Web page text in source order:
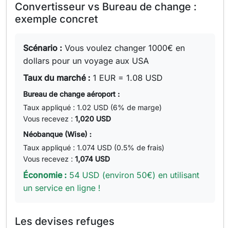
Convertisseur vs Bureau de change :
exemple concret
Scénario : Vous voulez changer 1000€ en
dollars pour un voyage aux USA
Taux du marché : 1 EUR = 1.08 USD
Bureau de change aéroport :
Taux appliqué : 1.02 USD (6% de marge)
Vous recevez : 1,020 USD
Néobanque (Wise) :
Taux appliqué : 1.074 USD (0.5% de frais)
Vous recevez : 1,074 USD
Économie : 54 USD (environ 50€) en utilisant
un service en ligne !
Les devises refuges